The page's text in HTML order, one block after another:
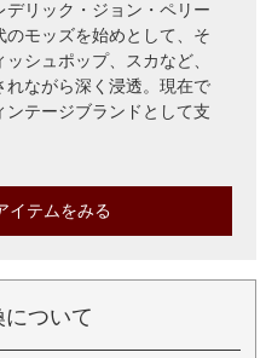
リック・ジョン・ペリー
のモッズを始めとして、そ
シュポップ、スカなど、
ながら深く浸透。現在で
テージブランドとして支
イテムをみる
ついて